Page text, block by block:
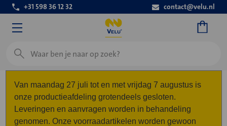
+31 598 36 12 32 contact@velu.nl
Zoeken
Van maandag 27 juli tot en met vrijdag 7 augustus is
onze productieafdeling grotendeels gesloten.
Leveringen en aanvragen worden in behandeling
genomen. Onze voorraadartikelen worden gewoon